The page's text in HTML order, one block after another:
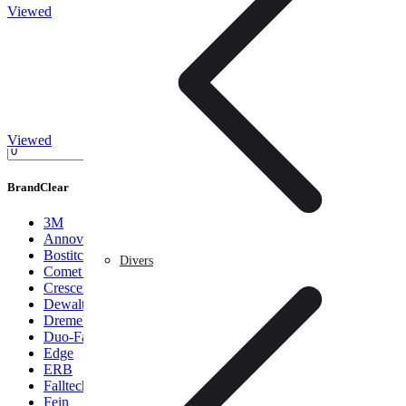
Viewed
Divers
Viewed
osmose inverse osmoseur maroc
9000 Dhs
BrandClear
3M
Annovi Reverberi
Bostitch
Comet Pump
Crescent
Dewalt
Dremel
Duo-Fast
Edge
ERB
Falltech
Fein